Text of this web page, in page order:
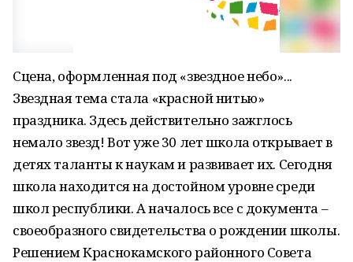
Сцена, оформленная под «звездное небо»...
Звездная тема стала «красной нитью»
праздника. Здесь действительно зажглось
немало звезд! Вот уже 30 лет школа открывает в
детях таланты к наукам и развивает их. Сегодня
школа находится на достойном уровне среди
школ республики. А началось все с документа –
своеобразного свидетельства о рождении школы.
Решением Краснокамского районного Совета